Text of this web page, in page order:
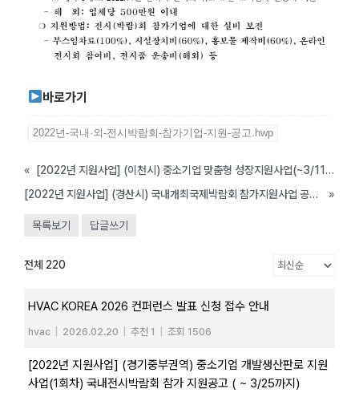
바로가기
2022년-국내·외-전시박람회-참가기업-지원-공고.hwp
«
[2022년 지원사업] (이천시) 중소기업 맞춤형 성장지원사업(~3/11까지)
[2022년 지원사업] (경산시) 국내개최국제박람회 참가지원사업 공고( ~ 3/8까지)
»
목록보기 답글쓰기
전체 220
HVAC KOREA 2026 컨퍼런스 발표 신청 접수 안내
hvac 2026.02.20 추천 1 조회 1506
[2022년 지원사업] (경기중부권역) 중소기업 개발생산판로 지원
사업(1회차) 국내전시박람회 참가 지원공고 ( ~ 3/25까지)